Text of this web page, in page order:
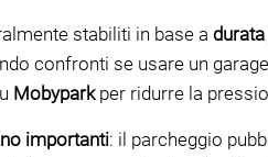
stabiliti in base a durata
confronti se usare un
Mobyparkper ridurre la
importanti: il parcheggio